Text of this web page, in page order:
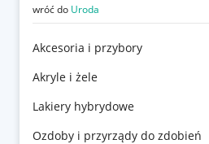
wróć do Uroda
Akcesoria i przybory
Akryle i żele
Lakiery hybrydowe
Ozdoby i przyrządy do zdobień